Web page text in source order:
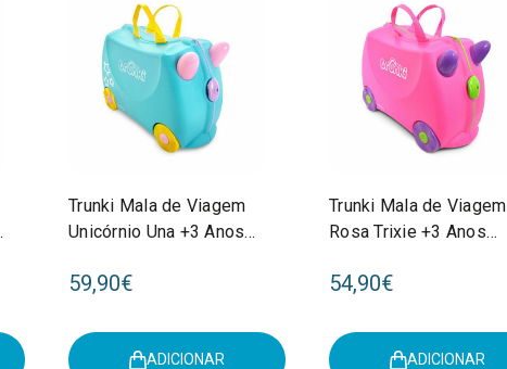
Trunki Mala de Viagem
Unicórnio Una +3 Anos
59,90€
ADICIONAR
Trunki Mala de Viagem
Rosa Trixie +3 Anos
54,90€
ADICIONAR